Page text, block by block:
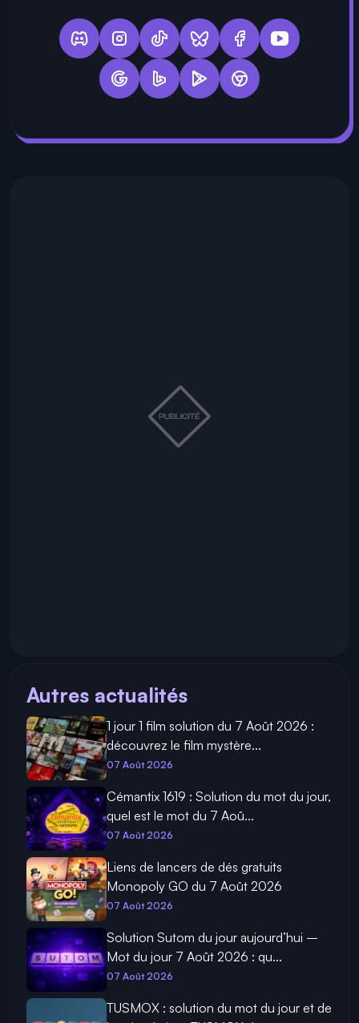
Autres actualités
1 jour 1 film solution du 7 Août 2026 :
découvrez le film mystère...
07 Août 2026
Cémantix 1619 : Solution du mot du jour,
quel est le mot du 7 Aoû...
07 Août 2026
Liens de lancers de dés gratuits
Monopoly GO du 7 Août 2026
07 Août 2026
Solution Sutom du jour aujourd’hui –
Mot du jour 7 Août 2026 : qu...
07 Août 2026
TUSMOX : solution du mot du jour et de